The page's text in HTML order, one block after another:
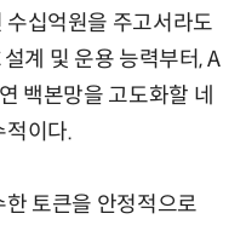
십억원을 주고서라도
계 및 운용 능력부터, A
백본망을 고도화할 네
적이다.
토큰을 안정적으로